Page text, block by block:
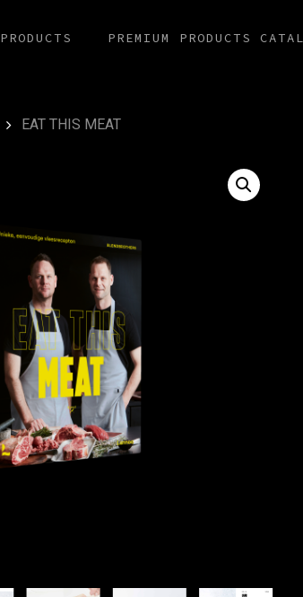
PRODUCTS PREMIUM PRODUCTS
EAT THIS MEAT